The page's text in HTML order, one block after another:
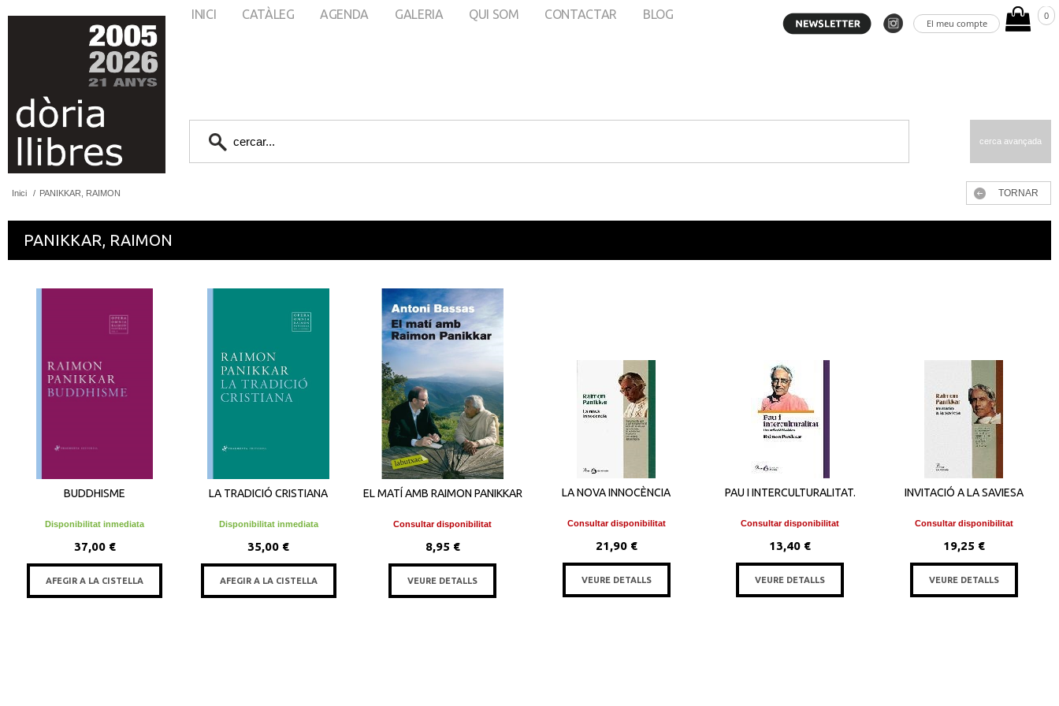
El meu compte
0
INICI CATÀLEG AGENDA GALERIA QUI SOM CONTACTAR BLOG
cerca avançada
Inici / PANIKKAR, RAIMON TORNAR
PANIKKAR, RAIMON
BUDDHISME
Disponibilitat inmediata
37,00 €
AFEGIR A LA CISTELLA
LA TRADICIÓ CRISTIANA
Disponibilitat inmediata
35,00 €
AFEGIR A LA CISTELLA
EL MATÍ AMB RAIMON PANIKKAR
Consultar disponibilitat
8,95 €
VEURE DETALLS
LA NOVA INNOCÈNCIA
Consultar disponibilitat
21,90 €
VEURE DETALLS
PAU I INTERCULTURALITAT.
Consultar disponibilitat
13,40 €
VEURE DETALLS
INVITACIÓ A LA SAVIESA
Consultar disponibilitat
19,25 €
VEURE DETALLS